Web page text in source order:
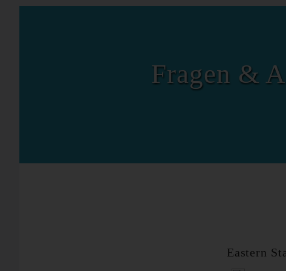
Fragen &
Eastern